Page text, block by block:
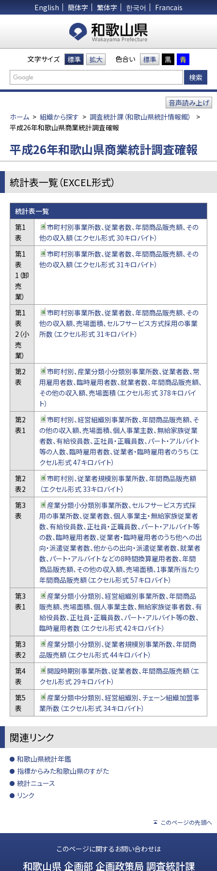
English 簡体字 繁体字 한국어 Francais
文字サイズ 標準 拡大 色合い 標準 黒 青
ホーム > 組織から探す > 調査統計課（和歌山県統計情報館）
>
平成26年和歌山県商業統計調査確報
音声読み上げ
平成26年和歌山県商業統計調査確報
統計表一覧（EXCEL形式）
統計表一覧
第1
表
市町村別事業所数、従業者数、年間商品販売額、その
他の収入額（エクセル形式 30キロバイト）
第1
表
1（卸
売
業）
市町村別事業所数、従業者数、年間商品販売額、その
他の収入額（エクセル形式 31キロバイト）
第1
表
2（小
売
業）
市町村別事業所数、従業者数、年間商品販売額、その
他の収入額、売場面積、セルフサービス方式採用の事業
所数（エクセル形式 31キロバイト）
第2
表
市町村別、産業分類小分類別事業所数、従業者数、常
用雇用者数、臨時雇用者数、就業者数、年間商品販売額、
その他の収入額、売場面積（エクセル形式 378キロバイ
ト）
第2
表1
市町村別、経営組織別事業所数、年間商品販売額、そ
の他の収入額、売場面積、個人事業主数、無給家族従業
者数、有給役員数、正社員・正職員数、パート・アルバイト
等の人数、臨時雇用者数、従業者・臨時雇用者のうち（エ
クセル形式 47キロバイト）
第2
表2
市町村別、従業者規模別事業所数、年間商品販売額
（エクセル形式 33キロバイト）
第3
表
産業分類小分類別事業所数、セルフサービス方式採
用の事業所数、従業者数、個人事業主・無給家族従業者
数、有給役員数、正社員・正職員数、パート・アルバイト等
の数、臨時雇用者数、従業者・臨時雇用者のうち他への出
向・派遣従業者数、他からの出向・派遣従業者数、就業者
数、パート・アルバイトなどの8時間換算雇用者数、年間
商品販売額、その他の収入額、売場面積、1事業所当たり
年間商品販売額（エクセル形式 57キロバイト）
第3
表1
産業分類小分類別、経営組織別事業所数、年間商品
販売額、売場面積、個人事業主数、無給家族従事者数、有
給役員数、正社員・正職員数、パート・アルバイト等の数、
臨時雇用者数（エクセル形式 42キロバイト）
第3
表2
産業分類小分類別、従業者規模別事業所数、年間商
品販売額（エクセル形式 44キロバイト）
第4
表
開設時期別事業所数、従業者数、年間商品販売額（エ
クセル形式 29キロバイト）
第5
表
産業分類中分類別、経営組織別、チェーン組織加盟事
業所数（エクセル形式 34キロバイト）
関連リンク
和歌山県統計年鑑
指標からみた和歌山県のすがた
統計ニュース
リンク
このページの先頭へ
このページに関するお問い合わせは
和歌山県 企画部 企画政策局 調査統計課